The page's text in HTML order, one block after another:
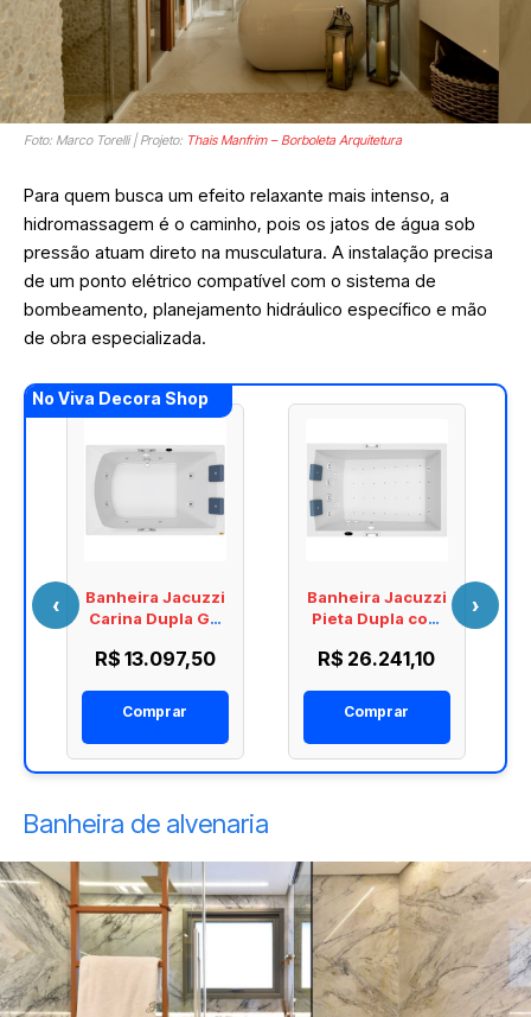
Foto: Marco Torelli | Projeto: Thais Manfrim – Borboleta Arquitetura
Para quem busca um efeito relaxante mais intenso, a
hidromassagem é o caminho, pois os jatos de água sob
pressão atuam direto na musculatura. A instalação precisa
de um ponto elétrico compatível com o sistema de
bombeamento, planejamento hidráulico específico e mão
de obra especializada.
No Viva Decora Shop
Banheira Jacuzzi
Carina Dupla G4
CA170110G4A
R$ 13.097,50
Comprar
Banheira Jacuzzi
Pieta Dupla com
PA180120A
R$ 26.241,10
Comprar
‹ ›
Banheira de alvenaria